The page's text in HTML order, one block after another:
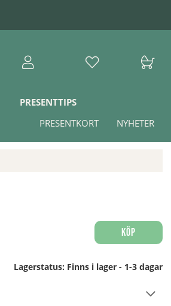
PRESENTTIPS
NYHETER
PRESENTKORT
Köp
Lagerstatus: Finns i lager - 1-3 dagar